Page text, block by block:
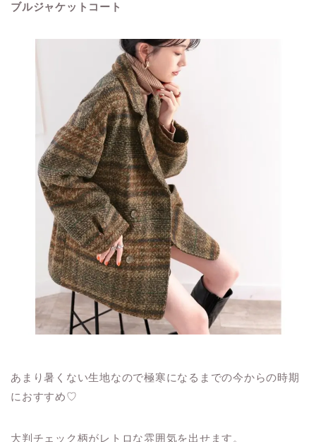
ブルジャケットコート
あまり暑くない生地なので極寒になるまでの今からの時期
におすすめ♡
大判チェック柄がレトロな雰囲気を出せます。